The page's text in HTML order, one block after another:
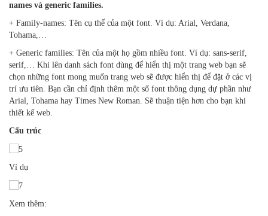
names và generic families.
+ Family-names: Tên cụ thể của một font. Ví dụ: Arial, Verdana,
Tohama,…
+ Generic families: Tên của một họ gồm nhiều font. Ví dụ: sans-serif,
serif,… Khi lên danh sách font dùng để hiển thị một trang web bạn sẽ
chọn những font mong muốn trang web sẽ được hiển thị để đặt ở các vị
trí ưu tiên. Bạn cần chỉ định thêm một số font thông dụng dự phần như
Arial, Tohama hay Times New Roman. Sẽ thuận tiện hơn cho bạn khi
thiết kế web.
Cấu trúc
Ví dụ
Xem thêm: